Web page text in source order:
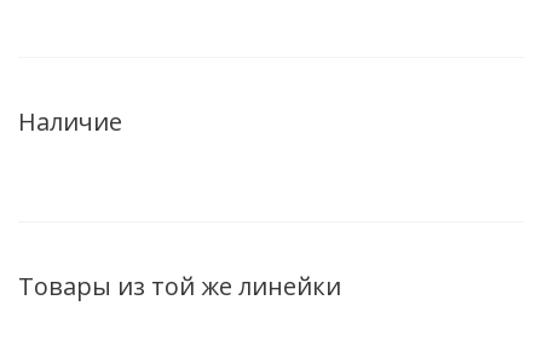
Наличие
Товары из той же линейки